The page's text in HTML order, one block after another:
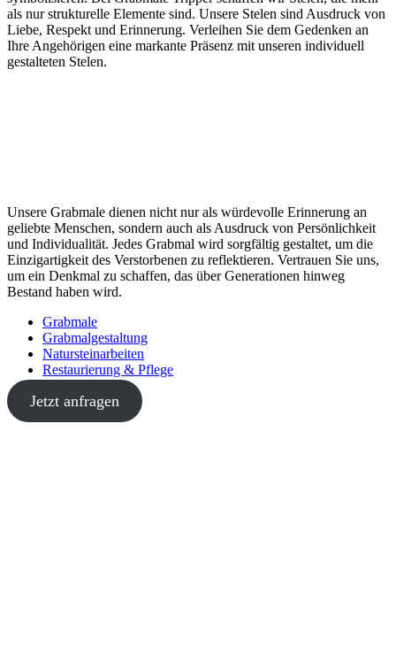
als nur strukturelle Elemente sind. Unsere Stelen sind Ausdruck von
Liebe, Respekt und Erinnerung. Verleihen Sie dem Gedenken an
Ihre Angehörigen eine markante Präsenz mit unseren individuell
gestalteten Stelen.
Unsere Grabmale dienen nicht nur als würdevolle Erinnerung an
geliebte Menschen, sondern auch als Ausdruck von Persönlichkeit
und Individualität. Jedes Grabmal wird sorgfältig gestaltet, um die
Einzigartigkeit des Verstorbenen zu reflektieren. Vertrauen Sie uns,
um ein Denkmal zu schaffen, das über Generationen hinweg
Bestand haben wird.
Grabmale
Grabmalgestaltung
Natursteinarbeiten
Restaurierung & Pflege
Jetzt anfragen